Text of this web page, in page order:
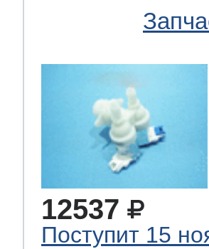
12537
Поступит 15